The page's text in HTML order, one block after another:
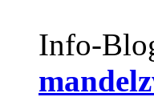
Info-